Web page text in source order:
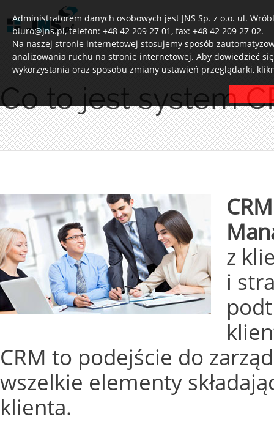
Administratorem danych osobowych jest JNS Sp. z o.o. ul.
biuro@jns.pl, telefon: +48 42 209 27 01, fax: +48 42 209 27 02.
Na naszej stronie internetowej stosujemy sposób
analizowania ruchu na stronie internetowej. Aby dowiedzieć
wykorzystania oraz sposobu zmiany ustawień przeglądarki,
Co to jest system
z
i
CRM to podejście do
wszelkie elementy
klienta.